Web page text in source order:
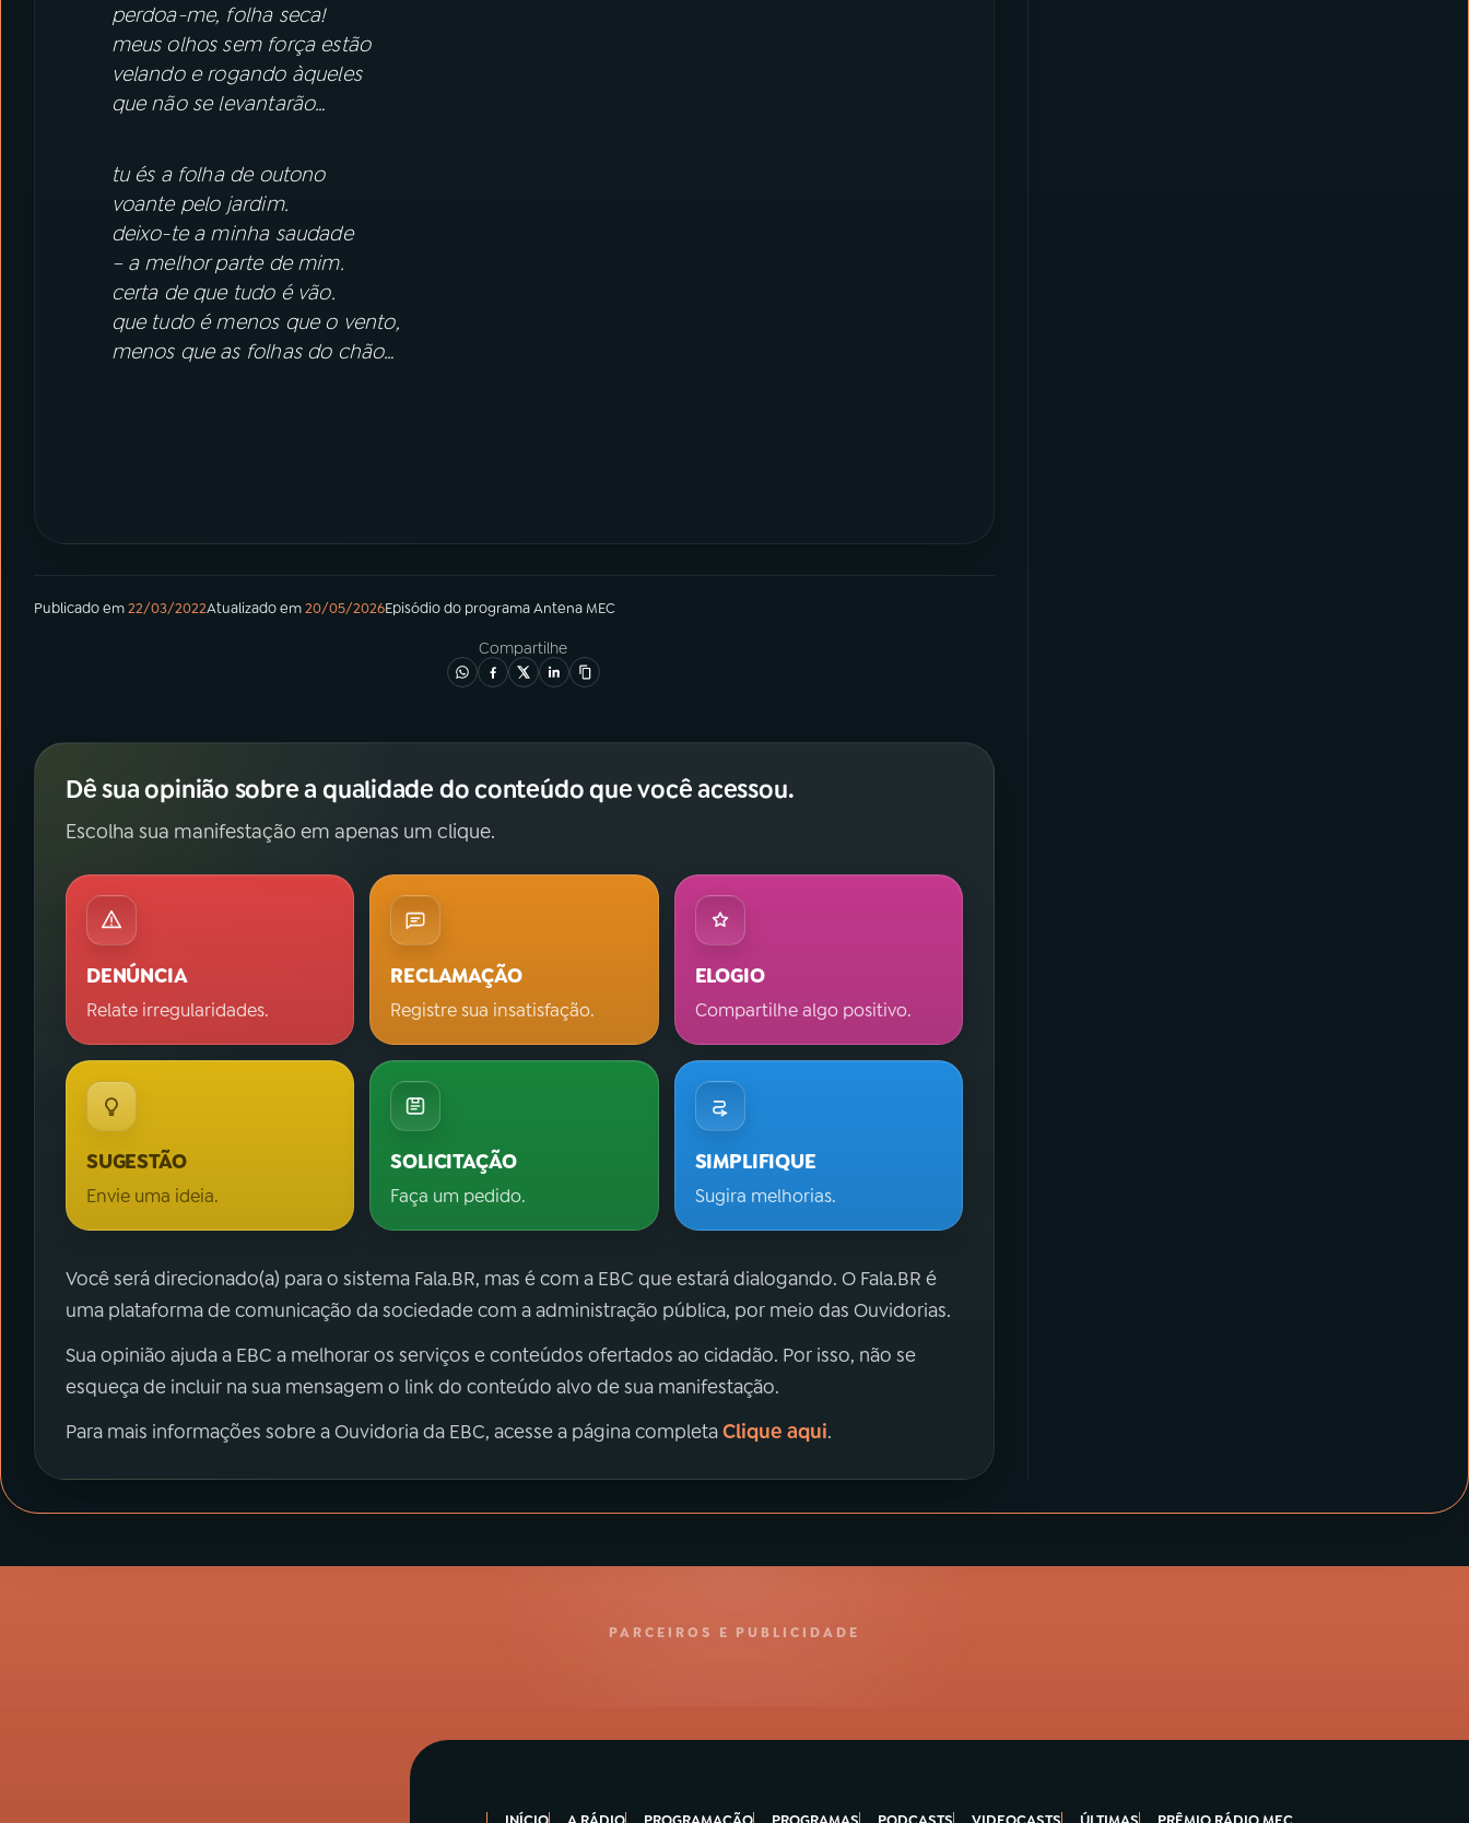
perdoa-me, folha seca!
meus olhos sem força estão
velando e rogando àqueles
que não se levantarão…
tu és a folha de outono
voante pelo jardim.
deixo-te a minha saudade
– a melhor parte de mim.
certa de que tudo é vão.
que tudo é menos que o vento,
menos que as folhas do chão…
Publicado em22/03/2022Atualizado em20/05/2026Episódiodo programaAntena MEC
Compartilhe
Dê sua opinião sobre a qualidade do conteúdo que você acessou.
Escolha sua manifestação em apenas um clique.
DENÚNCIA
Relate irregularidades.
RECLAMAÇÃO
Registre sua insatisfação.
ELOGIO
Compartilhe algo positivo.
SUGESTÃO
Envie uma ideia.
SOLICITAÇÃO
Faça um pedido.
SIMPLIFIQUE
Sugira melhorias.
Você será direcionado(a) para o sistema Fala.BR, mas é com a EBC que estará dialogando. O Fala.BR é
uma plataforma de comunicação da sociedade com a administração pública, por meio das Ouvidorias.
Sua opinião ajuda a EBC a melhorar os serviços e conteúdos ofertados ao cidadão. Por isso, não se
esqueça de incluir na sua mensagem o link do conteúdo alvo de sua manifestação.
Para mais informações sobre a Ouvidoria da EBC, acesse a página completaClique aqui.
PARCEIROS E PUBLICIDADE